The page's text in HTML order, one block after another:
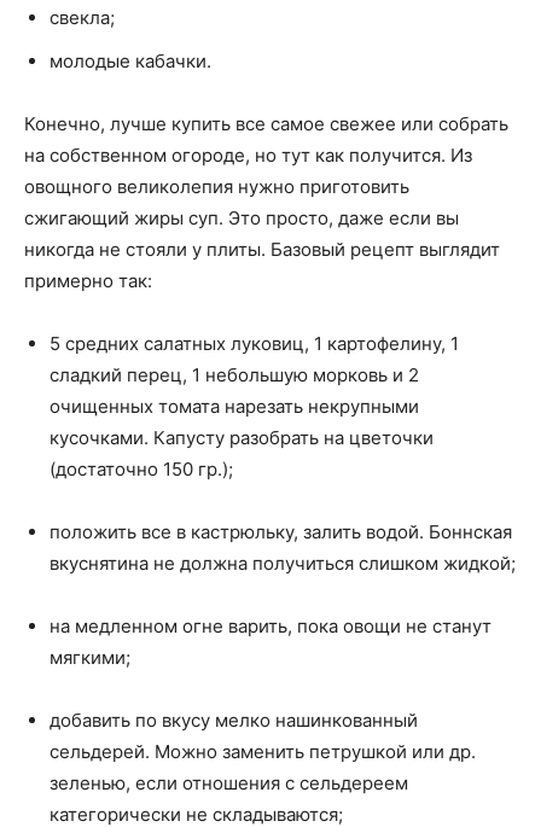
свекла;
молодые кабачки.
Конечно, лучше купить все самое свежее или собрать
на собственном огороде, но тут как получится. Из
овощного великолепия нужно приготовить
сжигающий жиры суп. Это просто, даже если вы
никогда не стояли у плиты. Базовый рецепт выглядит
примерно так:
5 средних салатных луковиц, 1 картофелину, 1
сладкий перец, 1 небольшую морковь и 2
очищенных томата нарезать некрупными
кусочками. Капусту разобрать на цветочки
(достаточно 150 гр.);
положить все в кастрюльку, залить водой. Боннская
вкуснятина не должна получиться слишком жидкой;
на медленном огне варить, пока овощи не станут
мягкими;
добавить по вкусу мелко нашинкованный
сельдерей. Можно заменить петрушкой или др.
зеленью, если отношения с сельдереем
категорически не складываются;